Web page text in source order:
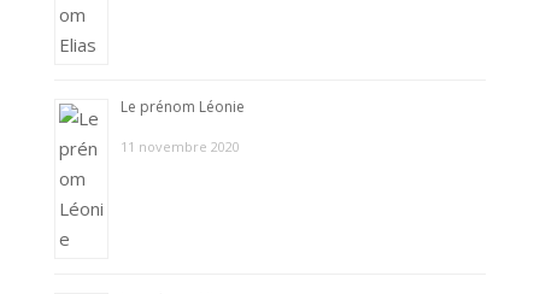
Le prénom Léonie
11 novembre 2020